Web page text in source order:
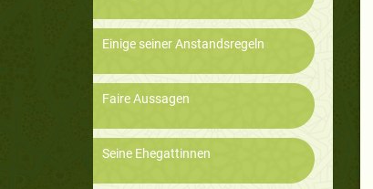
Einige seiner Anstandsregeln
Faire Aussagen
Seine Ehegattinnen